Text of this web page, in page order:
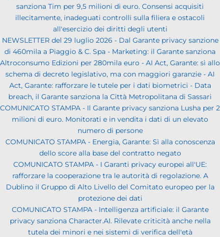
sanziona Tim per 9,5 milioni di euro. Consensi acquisiti
illecitamente, inadeguati controlli sulla filiera e ostacoli
all'esercizio dei diritti degli utenti
NEWSLETTER del 29 luglio 2026 - Dal Garante privacy sanzione
di 460mila a Piaggio & C. Spa - Marketing: il Garante sanziona
Altroconsumo Edizioni per 280mila euro - AI Act, Garante: sì allo
schema di decreto legislativo, ma con maggiori garanzie - AI
Act, Garante: rafforzare le tutele per i dati biometrici - Data
breach, il Garante sanziona la Città Metropolitana di Sassari
COMUNICATO STAMPA - Il Garante privacy sanziona Lusha per 2
milioni di euro. Monitorati e in vendita i dati di un elevato
numero di persone
COMUNICATO STAMPA - Energia, Garante: Sì alla conoscenza
dello score alla base del contratto negato
COMUNICATO STAMPA - I Garanti privacy europei all'UE:
rafforzare la cooperazione tra le autorità di regolazione. A
Dublino il Gruppo di Alto Livello del Comitato europeo per la
protezione dei dati
COMUNICATO STAMPA - Intelligenza artificiale: il Garante
privacy sanziona Character.AI. Rilevate criticità anche nella
tutela dei minori e nei sistemi di verifica dell'età